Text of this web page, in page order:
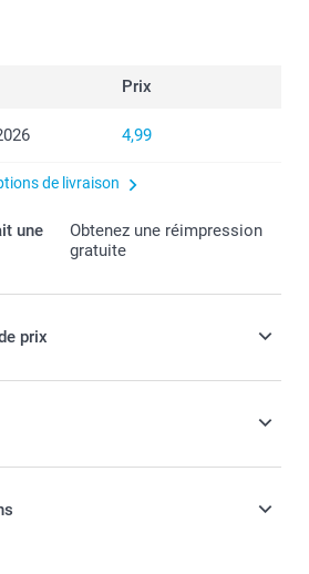
Prix
4,99
de livraison
une
Obtenez une réimpression
gratuite
prix
(€), TVA incluse et hors frais de